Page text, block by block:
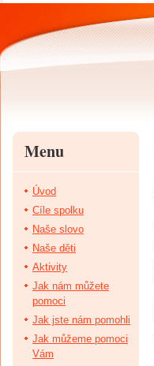
Menu
Úvod
Cíle spolku
Naše slovo
Naše děti
Aktivity
Jak nám můžete
pomoci
Jak jste nám pomohli
Jak můžeme pomoci
Vám